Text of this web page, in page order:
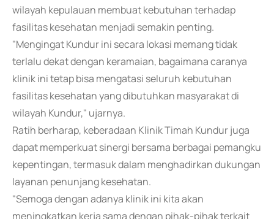
wilayah kepulauan membuat kebutuhan terhadap
fasilitas kesehatan menjadi semakin penting.
"Mengingat Kundur ini secara lokasi memang tidak
terlalu dekat dengan keramaian, bagaimana caranya
klinik ini tetap bisa mengatasi seluruh kebutuhan
fasilitas kesehatan yang dibutuhkan masyarakat di
wilayah Kundur," ujarnya.
Ratih berharap, keberadaan Klinik Timah Kundur juga
dapat memperkuat sinergi bersama berbagai pemangku
kepentingan, termasuk dalam menghadirkan dukungan
layanan penunjang kesehatan.
"Semoga dengan adanya klinik ini kita akan
meningkatkan kerja sama dengan pihak-pihak terkait